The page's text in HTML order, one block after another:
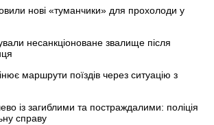
нові «туманчики» для прохолоди у
несанкціоноване звалище після
маршрути поїздів через ситуацію з
із загиблими та постраждалими: поліція
справу